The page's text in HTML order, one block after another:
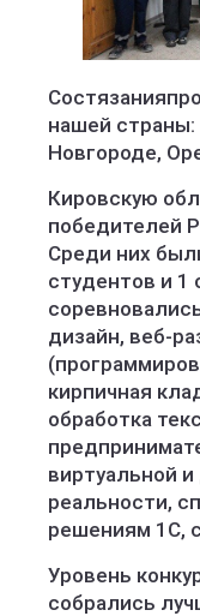
нашей страны:
Новгороде,
Кировскую
победителей
Среди них
студентов и 1
дизайн, веб-
кирпичная
обработка
виртуальной
реальности,
решениям 1С,
Уровень
собрались